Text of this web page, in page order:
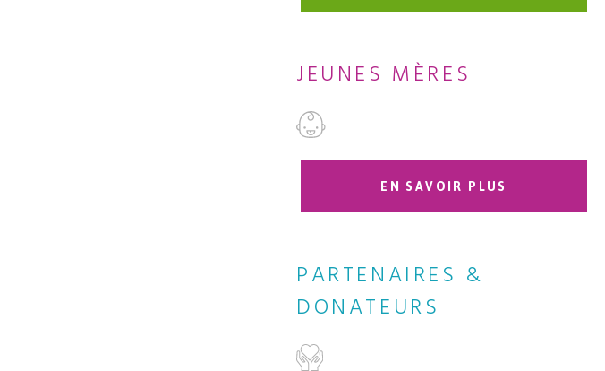
JEUNES MÈRES
EN SAVOIR PLUS
PARTENAIRES &
DONATEURS